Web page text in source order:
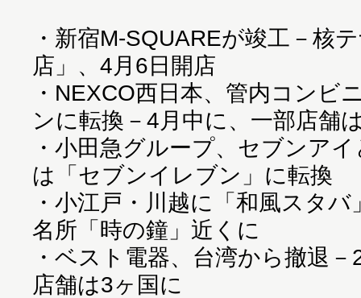
・ 新宿M-SQUAREが竣工－核
店」、4月6日開店
・ NEXCO西日本、管内コンビ
ンに転換－4月中に、一部店舗
・ 小田急グループ、セブンア
は「セブンイレブン」に転換
・ 小江戸・川越に「和風スタバ
名所「時の鐘」近くに
・ ベスト電器、台湾から撤退
店舗は3ヶ国に